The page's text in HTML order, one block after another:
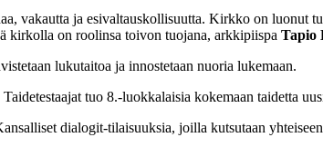
vakautta ja esivaltauskollisuutta. Kirkko on luonut
kirkolla on roolinsa toivon tuojana, arkkipiispa Tapio
lukutaitoa ja innostetaan nuoria lukemaan.
tuo 8.-luokkalaisia kokemaan taidetta
dialogit-tilaisuuksia, joilla kutsutaan